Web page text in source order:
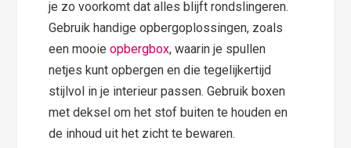
je zo voorkomt dat alles blijft rondslingeren.
Gebruik handige opbergoplossingen, zoals
een mooieopbergbox, waarin je spullen
netjes kunt opbergen en die tegelijkertijd
stijlvol in je interieur passen. Gebruik boxen
met deksel om het stof buiten te houden en
de inhoud uit het zicht te bewaren.